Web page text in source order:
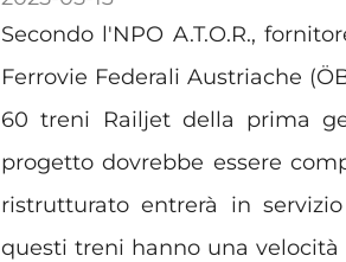
Secondo l'NPO A.T.O.R.,
Ferrovie Federali Austriache
60 treni Railjet della prima
progetto dovrebbe essere
ristrutturato entrerà in
questi treni hanno una